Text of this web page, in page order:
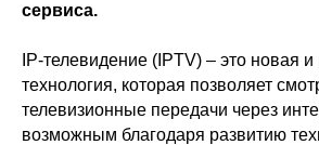
сервиса.
IP-телевидение (IPTV) – это новая
технология, которая позволяет
телевизионные передачи через
возможным благодаря развитию